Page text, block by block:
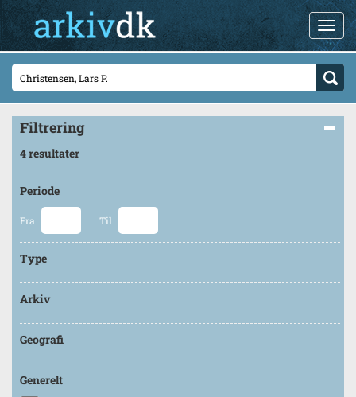
Filtrering
4 resultater
Periode
Fra Til
Type
Arkiv
Geografi
Generelt